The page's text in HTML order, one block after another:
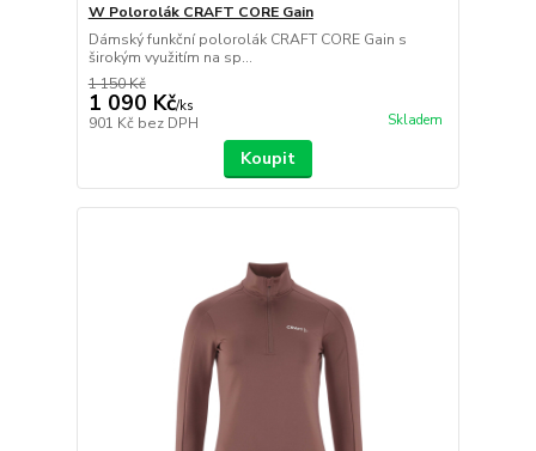
W Polorolák CRAFT CORE Gain
Dámský funkční polorolák CRAFT CORE Gain s
širokým využitím na sp...
1 150 Kč
1 090 Kč/ks
901 Kč bez DPH Skladem
Koupit